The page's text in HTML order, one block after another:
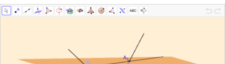
Увійти